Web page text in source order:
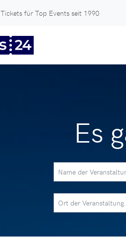
Tickets für Top Events seit 1990
Es